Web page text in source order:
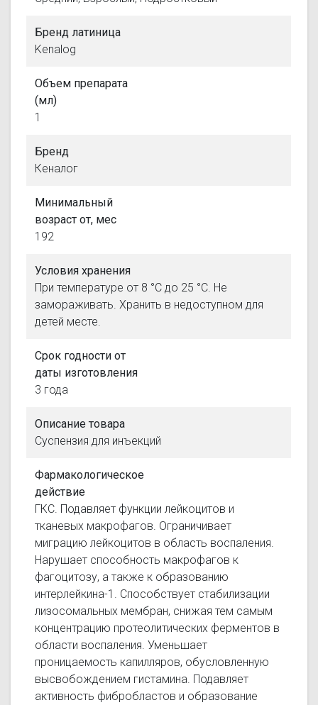
Бренд латиница
Kenalog
Объем препарата
(мл)
1
Бренд
Кеналог
Минимальный
возраст от, мес
192
Условия хранения
При температуре от 8 °С до 25 °С. Не
замораживать. Хранить в недоступном для
детей месте.
Срок годности от
даты изготовления
3 года
Описание товара
Суспензия для инъекций
Фармакологическое
действие
ГКС. Подавляет функции лейкоцитов и
тканевых макрофагов. Ограничивает
миграцию лейкоцитов в область воспаления.
Нарушает способность макрофагов к
фагоцитозу, а также к образованию
интерлейкина-1. Способствует стабилизации
лизосомальных мембран, снижая тем самым
концентрацию протеолитических ферментов в
области воспаления. Уменьшает
проницаемость капилляров, обусловленную
высвобождением гистамина. Подавляет
активность фибробластов и образование